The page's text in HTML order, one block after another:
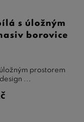
s úložným
borovice
prostorem
...